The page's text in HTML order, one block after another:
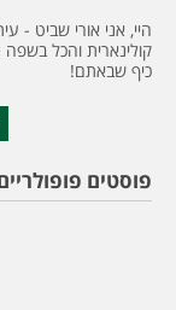
היי, אני אורי שביט -
קולינארית והכל
כיף שבאתם!
פוסטים